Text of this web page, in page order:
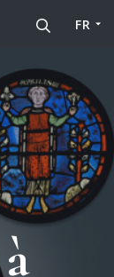
Notre-Dame
FR